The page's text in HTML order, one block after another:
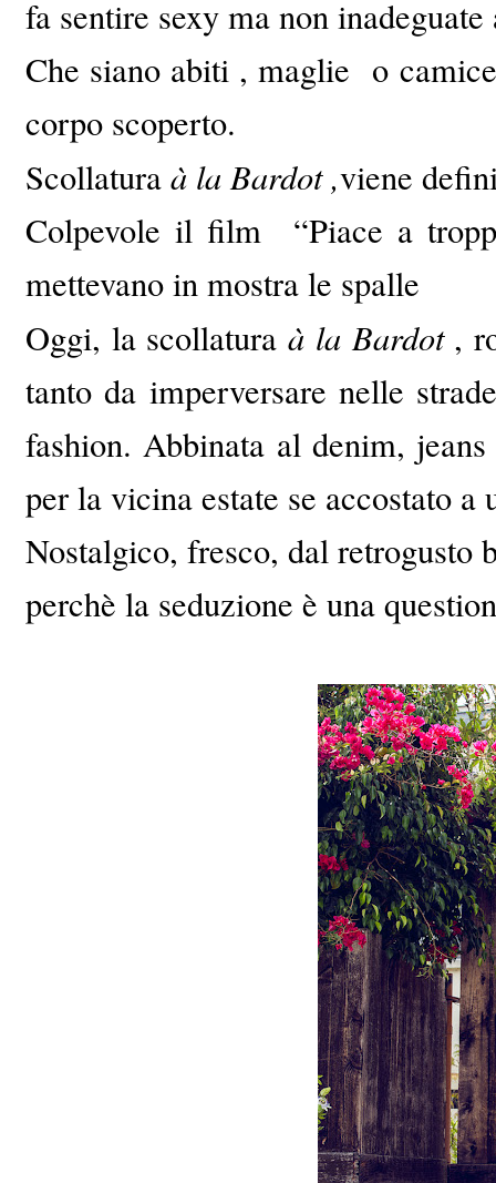
fa sentire sexy ma non
Che siano abiti , maglie o
corpo scoperto.
Scollaturaà la Bardot ,viene
Colpevole il film “Piace a
mettevano in mostra le spalle
Oggi, la scollaturaà la Bardot,
tanto da imperversare nelle
fashion. Abbinata al denim,
per la vicina estate se accostato
Nostalgico, fresco, dal retrogusto
perchè la seduzione è una